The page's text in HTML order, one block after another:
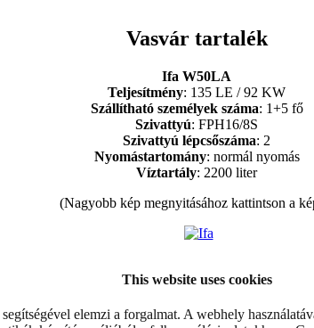
Vasvár tartalék
Ifa W50LA
Teljesítmény: 135 LE / 92 KW
Szállítható személyek száma: 1+5 fő
Szivattyú: FPH16/8S
Szivattyú lépcsőszáma: 2
Nyomástartomány: normál nyomás
Víztartály: 2200 liter
(Nagyobb kép megnyitásához kattintson a
This website uses cookies
elemzi a forgalmat. A webhely